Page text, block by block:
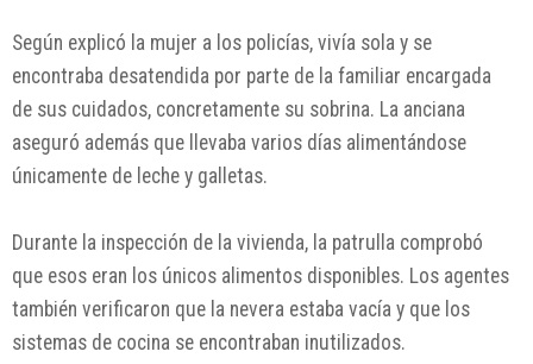
Según explicó la mujer a los policías, vivía sola y se
encontraba desatendida por parte de la familiar encargada
de sus cuidados, concretamente su sobrina. La anciana
aseguró además que llevaba varios días alimentándose
únicamente de leche y galletas.
Durante la inspección de la vivienda, la patrulla comprobó
que esos eran los únicos alimentos disponibles. Los agentes
también verificaron que la nevera estaba vacía y que los
sistemas de cocina se encontraban inutilizados.